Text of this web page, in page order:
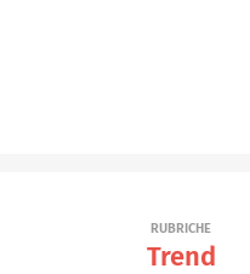
RUBRICHE
Trend